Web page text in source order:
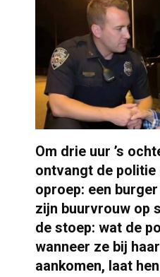
Om drie uur ’s
ontvangt de politie
oproep: een
zijn buurvrouw op
de stoep: wat de
wanneer ze bij
aankomen, laat